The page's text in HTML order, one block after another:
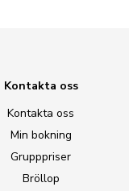
Kontakta oss
Kontakta oss
Min bokning
Grupppriser
Bröllop